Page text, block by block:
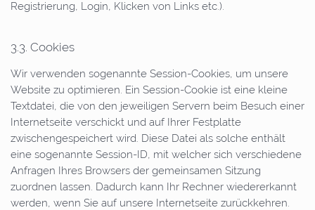
Registrierung, Login, Klicken von Links etc.).
3.3. Cookies
Wir verwenden sogenannte Session-Cookies, um unsere
Website zu optimieren. Ein Session-Cookie ist eine kleine
Textdatei, die von den jeweiligen Servern beim Besuch einer
Internetseite verschickt und auf Ihrer Festplatte
zwischengespeichert wird. Diese Datei als solche enthält
eine sogenannte Session-ID, mit welcher sich verschiedene
Anfragen Ihres Browsers der gemeinsamen Sitzung
zuordnen lassen. Dadurch kann Ihr Rechner wiedererkannt
werden, wenn Sie auf unsere Internetseite zurückkehren.